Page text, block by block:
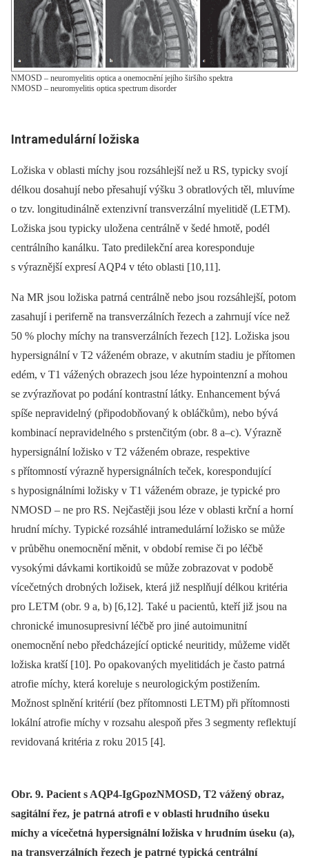
NMOSD – neuromyelitis optica a onemocnění jejího širšího spektra
NMOSD – neuromyelitis optica spectrum disorder
Intramedulární ložiska
Ložiska v oblasti míchy jsou rozsáhlejší než u RS, typicky svojí
délkou dosahují nebo přesahují výšku 3 obratlových těl, mluvíme
o tzv. longitudinálně extenzivní transverzální myelitidě (LETM).
Ložiska jsou typicky uložena centrálně v šedé hmotě, podél
centrálního kanálku. Tato predilekční area koresponduje
s výraznější expresí AQP4 v této oblasti [10,11].
Na MR jsou ložiska patrná centrálně nebo jsou rozsáhlejší, potom
zasahují i periferně na transverzálních řezech a zahrnují více než
50 % plochy míchy na transverzálních řezech [12]. Ložiska jsou
hypersignální v T2 váženém obraze, v akutním stadiu je přítomen
edém, v T1 vážených obrazech jsou léze hypointenzní a mohou
se zvýrazňovat po podání kontrastní látky. Enhancement bývá
spíše nepravidelný (připodobňovaný k obláčkům), nebo bývá
kombinací nepravidelného s prstenčitým (obr. 8 a–c). Výrazně
hypersignální ložisko v T2 váženém obraze, respektive
s přítomností výrazně hypersignálních teček, korespondující
s hyposignálními ložisky v T1 váženém obraze, je typické pro
NMOSD –⁠ ne pro RS. Nejčastěji jsou léze v oblasti krční a horní
hrudní míchy. Typické rozsáhlé intramedulární ložisko se může
v průběhu onemocnění měnit, v období remise či po léčbě
vysokými dávkami kortikoidů se může zobrazovat v podobě
vícečetných drobných ložisek, která již nesplňují délkou kritéria
pro LETM (obr. 9 a, b) [6,12]. Také u pacientů, kteří již jsou na
chronické imunosupresivní léčbě pro jiné autoimunitní
onemocnění nebo předcházející optické neuritidy, můžeme vidět
ložiska kratší [10]. Po opakovaných myelitidách je často patrná
atrofie míchy, která koreluje s neurologickým postižením.
Možnost splnění kritérií (bez přítomnosti LETM) při přítomnosti
lokální atrofie míchy v rozsahu alespoň přes 3 segmenty reflektují
revidovaná kritéria z roku 2015 [4].
Obr. 9. Pacient s AQP4-IgGpozNMOSD, T2 vážený obraz,
sagitální řez, je patrná atrofi e v oblasti hrudního úseku
míchy a vícečetná hypersignální ložiska v hrudním úseku (a),
na transverzálních řezech je patrné typická centrální